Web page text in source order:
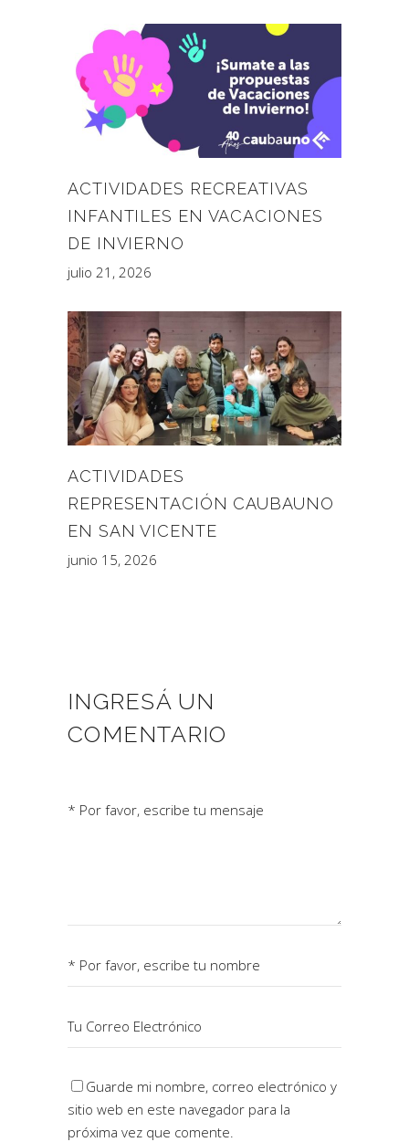
ACTIVIDADES RECREATIVAS
INFANTILES EN VACACIONES
DE INVIERNO
julio 21, 2026
ACTIVIDADES
REPRESENTACIÓN CAUBAUNO
EN SAN VICENTE
junio 15, 2026
INGRESÁ UN
COMENTARIO
Guarde mi nombre, correo electrónico y
sitio web en este navegador para la
próxima vez que comente.